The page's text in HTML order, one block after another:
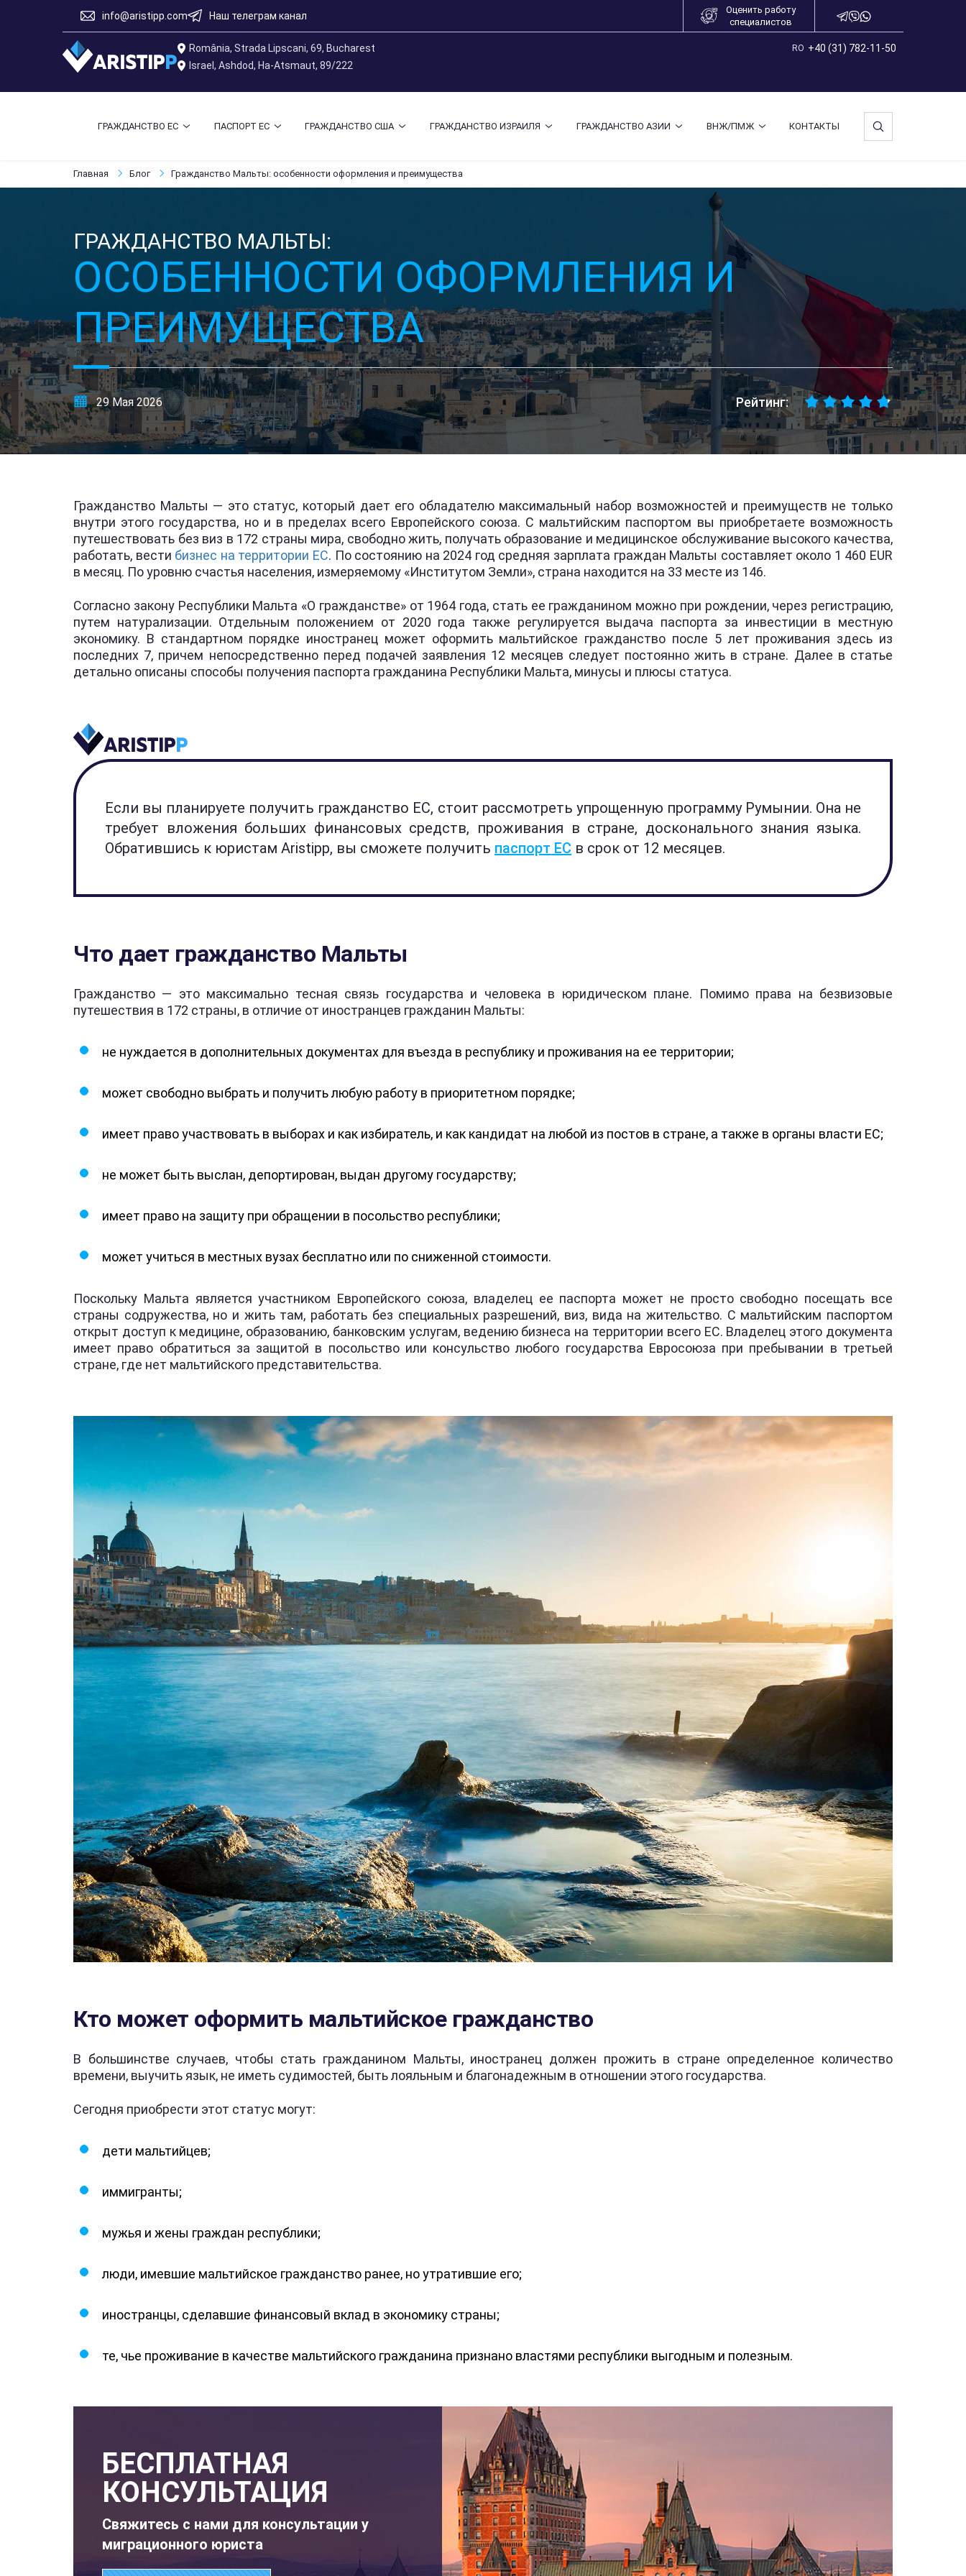
info@aristipp.com Наш телеграм канал
Оценить работу
специалистов
România, Strada Lipscani, 69, Bucharest
Israel, Ashdod, Ha-Atsmaut, 89/222
RO +40 (31) 782-11-50
ГРАЖДАНСТВО ЕС ПАСПОРТ ЕС ГРАЖДАНСТВО США ГРАЖДАНСТВО ИЗРАИЛЯ ГРАЖДАНСТВО АЗИИ ВНЖ/ПМЖ КОНТАКТЫ
Главная Блог Гражданство Мальты: особенности оформления и преимущества
ГРАЖДАНСТВО МАЛЬТЫ:
ОСОБЕННОСТИ ОФОРМЛЕНИЯ И
ПРЕИМУЩЕСТВА
29 Мая 2026 Рейтинг:
Гражданство Мальты — это статус, который дает его обладателю максимальный набор возможностей и преимуществ не только
внутри этого государства, но и в пределах всего Европейского союза. С мальтийским паспортом вы приобретаете возможность
путешествовать без виз в 172 страны мира, свободно жить, получать образование и медицинское обслуживание высокого качества,
работать, вести бизнес на территории ЕС. По состоянию на 2024 год средняя зарплата граждан Мальты составляет около 1 460 EUR
в месяц. По уровню счастья населения, измеряемому «Институтом Земли», страна находится на 33 месте из 146.
Согласно закону Республики Мальта «О гражданстве» от 1964 года, стать ее гражданином можно при рождении, через регистрацию,
путем натурализации. Отдельным положением от 2020 года также регулируется выдача паспорта за инвестиции в местную
экономику. В стандартном порядке иностранец может оформить мальтийское гражданство после 5 лет проживания здесь из
последних 7, причем непосредственно перед подачей заявления 12 месяцев следует постоянно жить в стране. Далее в статье
детально описаны способы получения паспорта гражданина Республики Мальта, минусы и плюсы статуса.
Если вы планируете получить гражданство ЕС, стоит рассмотреть упрощенную программу Румынии. Она не
требует вложения больших финансовых средств, проживания в стране, досконального знания языка.
Обратившись к юристам Aristipp, вы сможете получить паспорт ЕС в срок от 12 месяцев.
Что дает гражданство Мальты
Гражданство — это максимально тесная связь государства и человека в юридическом плане. Помимо права на безвизовые
путешествия в 172 страны, в отличие от иностранцев гражданин Мальты:
не нуждается в дополнительных документах для въезда в республику и проживания на ее территории;
может свободно выбрать и получить любую работу в приоритетном порядке;
имеет право участвовать в выборах и как избиратель, и как кандидат на любой из постов в стране, а также в органы власти ЕС;
не может быть выслан, депортирован, выдан другому государству;
имеет право на защиту при обращении в посольство республики;
может учиться в местных вузах бесплатно или по сниженной стоимости.
Поскольку Мальта является участником Европейского союза, владелец ее паспорта может не просто свободно посещать все
страны содружества, но и жить там, работать без специальных разрешений, виз, вида на жительство. С мальтийским паспортом
открыт доступ к медицине, образованию, банковским услугам, ведению бизнеса на территории всего ЕС. Владелец этого документа
имеет право обратиться за защитой в посольство или консульство любого государства Евросоюза при пребывании в третьей
стране, где нет мальтийского представительства.
Кто может оформить мальтийское гражданство
В большинстве случаев, чтобы стать гражданином Мальты, иностранец должен прожить в стране определенное количество
времени, выучить язык, не иметь судимостей, быть лояльным и благонадежным в отношении этого государства.
Сегодня приобрести этот статус могут:
дети мальтийцев;
иммигранты;
мужья и жены граждан республики;
люди, имевшие мальтийское гражданство ранее, но утратившие его;
иностранцы, сделавшие финансовый вклад в экономику страны;
те, чье проживание в качестве мальтийского гражданина признано властями республики выгодным и полезным.
БЕСПЛАТНАЯ
КОНСУЛЬТАЦИЯ
Свяжитесь с нами для консультации у
миграционного юриста